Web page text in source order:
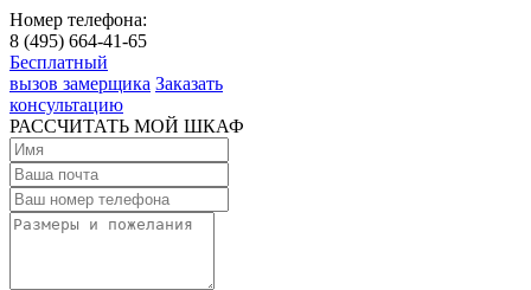
Номер телефона:
8 (495) 664-41-65
Бесплатный
вызов замерщика Заказать
консультацию
РАССЧИТАТЬ МОЙ ШКАФ